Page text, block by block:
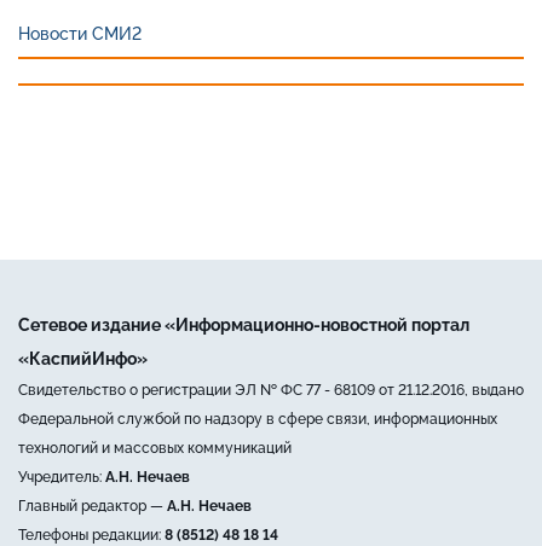
Новости СМИ2
Сетевое издание «Информационно-новостной портал
«КаспийИнфо»
Свидетельство о регистрации ЭЛ № ФС 77 - 68109 от 21.12.2016, выдано
Федеральной службой по надзору в сфере связи, информационных
технологий и массовых коммуникаций
Учредитель: А.Н. Нечаев
Главный редактор — А.Н. Нечаев
Телефоны редакции: 8 (8512) 48 18 14